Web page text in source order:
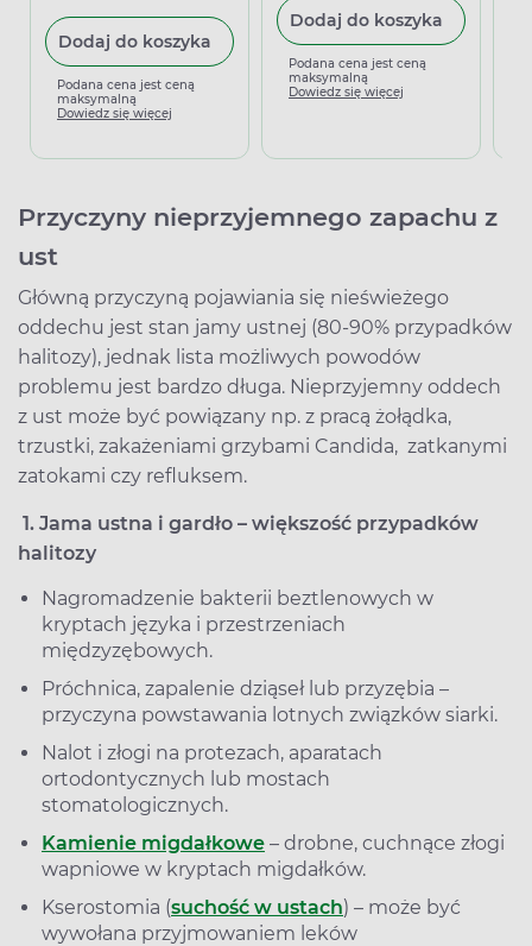
Dodaj do koszyka
Podana cena jest ceną
maksymalną
Dowiedz się więcej
Dodaj do koszyka
Podana cena jest ceną
maksymalną
Dowiedz się więcej
Przyczyny nieprzyjemnego zapachu z
ust
Główną przyczyną pojawiania się nieświeżego
oddechu jest stan jamy ustnej (80-90% przypadków
halitozy), jednak lista możliwych powodów
problemu jest bardzo długa. Nieprzyjemny oddech
z ust może być powiązany np. z pracą żołądka,
trzustki, zakażeniami grzybami Candida, zatkanymi
zatokami czy refluksem.
1. Jama ustna i gardło – większość przypadków
halitozy
Nagromadzenie bakterii beztlenowych w
kryptach języka i przestrzeniach
międzyzębowych.
Próchnica, zapalenie dziąseł lub przyzębia –
przyczyna powstawania lotnych związków siarki.
Nalot i złogi na protezach, aparatach
ortodontycznych lub mostach
stomatologicznych.
Kamienie migdałkowe – drobne, cuchnące złogi
wapniowe w kryptach migdałków.
Kserostomia (suchość w ustach) – może być
wywołana przyjmowaniem leków